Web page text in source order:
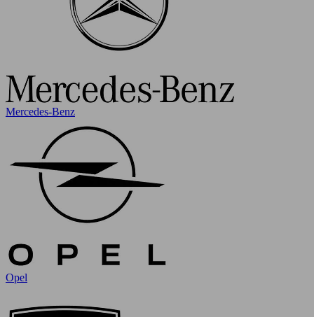
Mercedes-Benz
Opel